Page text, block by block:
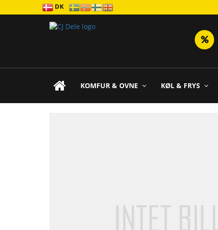
DK
KOMFUR & OVNE KØL & FRYS